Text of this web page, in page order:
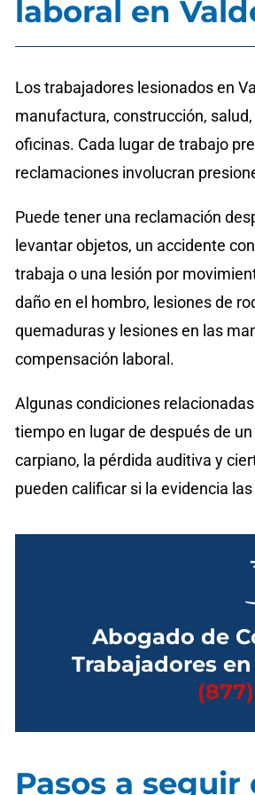
laboral en
Los trabajadores lesionados en
manufactura, construcción,
oficinas. Cada lugar de trabajo
reclamaciones involucran
Puede tener una reclamación
levantar objetos, un accidente
trabaja o una lesión por
daño en el hombro, lesiones de
quemaduras y lesiones en las
compensación laboral.
Algunas condiciones
tiempo en lugar de después de
carpiano, la pérdida auditiva y
pueden calificar si la evidencia
Abogado de
Trabajadores
Pasos a